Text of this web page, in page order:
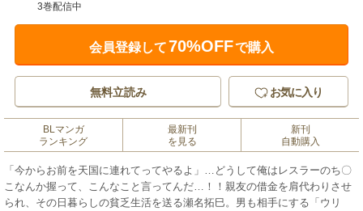
3巻配信中
会員登録して70%OFFで購入
無料立読み お気に入り
BLマンガ
ランキング
最新刊
を見る
新刊
自動購入
「今からお前を天国に連れてってやるよ」…どうして俺はレスラーのち〇
こなんか握って、こんなこと言ってんだ…！！親友の借金を肩代わりさせ
られ、その日暮らしの貧乏生活を送る瀬名拓巳。男も相手にする「ウリ